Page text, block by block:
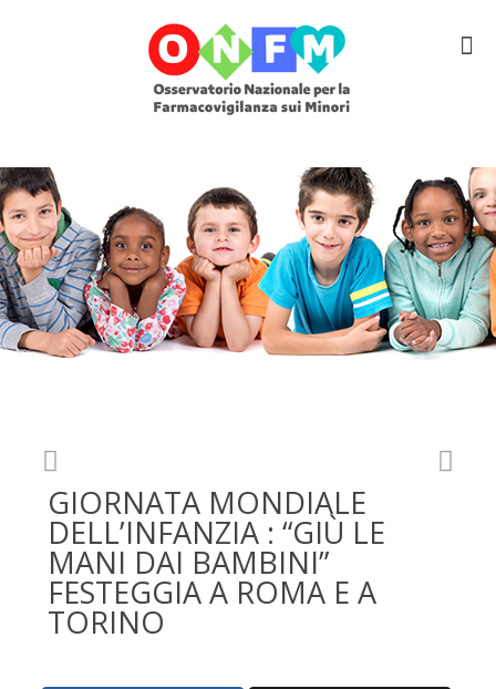
GIORNATA MONDIALE
DELL’INFANZIA : “GIÙ LE
MANI DAI BAMBINI”
FESTEGGIA A ROMA E A
TORINO